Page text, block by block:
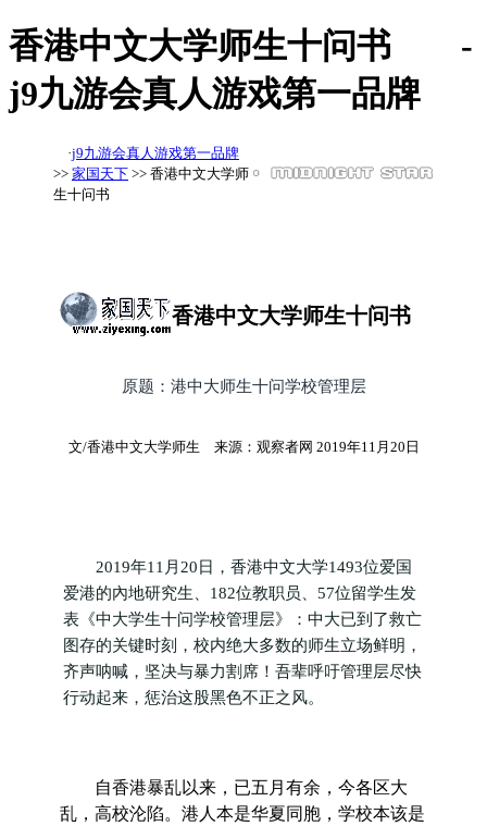
香港中文大学师生十问书 -
j9九游会真人游戏第一品牌
·j9九游会真人游戏第一品牌
>> 家国天下 >> 香港中文大学师
生十问书
香港中文大学师生十问书
原题：港中大师生十问学校管理层
文/香港中文大学师生 来源：观察者网 2019年11月20日
2019年11月20日，香港中文大学1493位爱国
爱港的內地研究生、182位教职员、57位留学生发
表《中大学生十问学校管理层》：中大已到了救亡
图存的关键时刻，校内绝大多数的师生立场鲜明，
齐声呐喊，坚决与暴力割席！吾辈呼吁管理层尽快
行动起来，惩治这股黑色不正之风。
自香港暴乱以来，已五月有余，今各区大
乱，高校沦陷。港人本是华夏同胞，学校本该是